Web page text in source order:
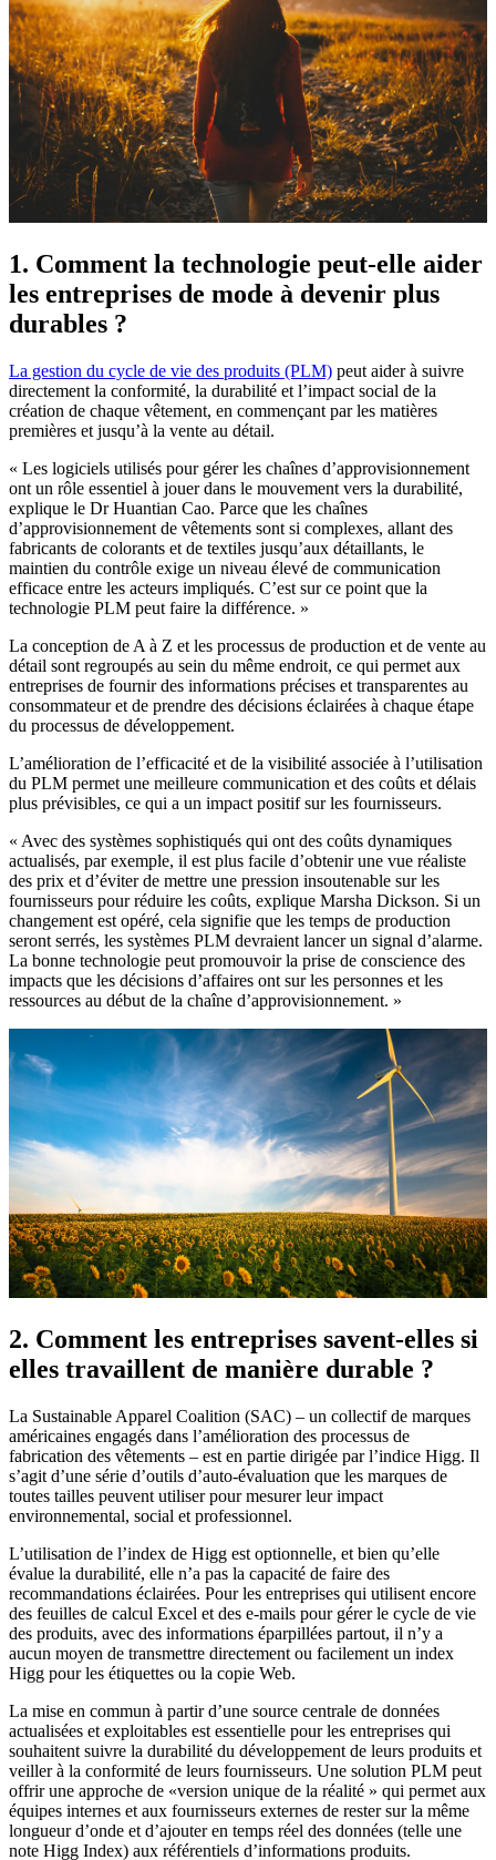
1. Comment la technologie peut-elle aider
les entreprises de mode à devenir plus
durables ?
La gestion du cycle de vie des produits (PLM) peut aider à suivre
directement la conformité, la durabilité et l’impact social de la
création de chaque vêtement, en commençant par les matières
premières et jusqu’à la vente au détail.
« Les logiciels utilisés pour gérer les chaînes d’approvisionnement
ont un rôle essentiel à jouer dans le mouvement vers la durabilité,
explique le Dr Huantian Cao. Parce que les chaînes
d’approvisionnement de vêtements sont si complexes, allant des
fabricants de colorants et de textiles jusqu’aux détaillants, le
maintien du contrôle exige un niveau élevé de communication
efficace entre les acteurs impliqués. C’est sur ce point que la
technologie PLM peut faire la différence. »
La conception de A à Z et les processus de production et de vente au
détail sont regroupés au sein du même endroit, ce qui permet aux
entreprises de fournir des informations précises et transparentes au
consommateur et de prendre des décisions éclairées à chaque étape
du processus de développement.
L’amélioration de l’efficacité et de la visibilité associée à l’utilisation
du PLM permet une meilleure communication et des coûts et délais
plus prévisibles, ce qui a un impact positif sur les fournisseurs.
« Avec des systèmes sophistiqués qui ont des coûts dynamiques
actualisés, par exemple, il est plus facile d’obtenir une vue réaliste
des prix et d’éviter de mettre une pression insoutenable sur les
fournisseurs pour réduire les coûts, explique Marsha Dickson. Si un
changement est opéré, cela signifie que les temps de production
seront serrés, les systèmes PLM devraient lancer un signal d’alarme.
La bonne technologie peut promouvoir la prise de conscience des
impacts que les décisions d’affaires ont sur les personnes et les
ressources au début de la chaîne d’approvisionnement. »
2. Comment les entreprises savent-elles si
elles travaillent de manière durable ?
La Sustainable Apparel Coalition (SAC) – un collectif de marques
américaines engagés dans l’amélioration des processus de
fabrication des vêtements – est en partie dirigée par l’indice Higg. Il
s’agit d’une série d’outils d’auto-évaluation que les marques de
toutes tailles peuvent utiliser pour mesurer leur impact
environnemental, social et professionnel.
L’utilisation de l’index de Higg est optionnelle, et bien qu’elle
évalue la durabilité, elle n’a pas la capacité de faire des
recommandations éclairées. Pour les entreprises qui utilisent encore
des feuilles de calcul Excel et des e-mails pour gérer le cycle de vie
des produits, avec des informations éparpillées partout, il n’y a
aucun moyen de transmettre directement ou facilement un index
Higg pour les étiquettes ou la copie Web.
La mise en commun à partir d’une source centrale de données
actualisées et exploitables est essentielle pour les entreprises qui
souhaitent suivre la durabilité du développement de leurs produits et
veiller à la conformité de leurs fournisseurs. Une solution PLM peut
offrir une approche de «version unique de la réalité » qui permet aux
équipes internes et aux fournisseurs externes de rester sur la même
longueur d’onde et d’ajouter en temps réel des données (telle une
note Higg Index) aux référentiels d’informations produits.